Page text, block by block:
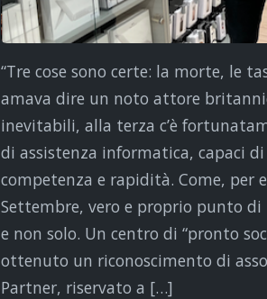
“Tre cose sono certe: la morte, le
amava dire un noto attore
inevitabili, alla terza c’è
di assistenza informatica, capaci
competenza e rapidità. Come, per
Settembre, vero e proprio punto
e non solo. Un centro di “pronto
ottenuto un riconoscimento di
Partner, riservato a […]